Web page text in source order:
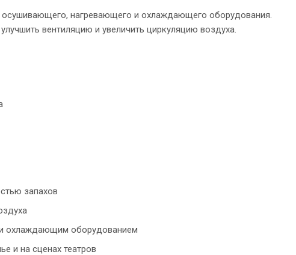
нагревающего и охлаждающего оборудования.
вентиляцию и увеличить циркуляцию воздуха.
запахов
охлаждающим оборудованием
и на сценах театров